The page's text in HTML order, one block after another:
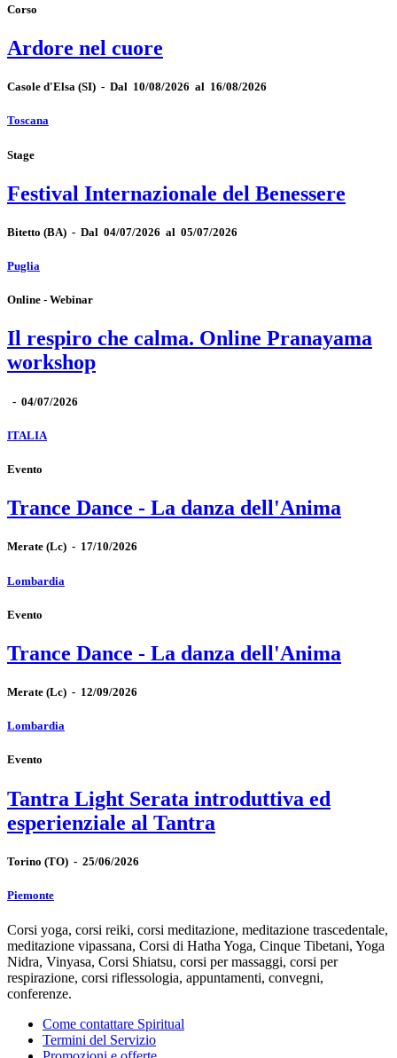
Corso
Ardore nel cuore
Casole d'Elsa (SI) - Dal 10/08/2026 al 16/08/2026
Toscana
Stage
Festival Internazionale del Benessere
Bitetto (BA) - Dal 04/07/2026 al 05/07/2026
Puglia
Online - Webinar
Il respiro che calma. Online Pranayama
workshop
- 04/07/2026
ITALIA
Evento
Trance Dance - La danza dell'Anima
Merate (Lc) - 17/10/2026
Lombardia
Evento
Trance Dance - La danza dell'Anima
Merate (Lc) - 12/09/2026
Lombardia
Evento
Tantra Light Serata introduttiva ed
esperienziale al Tantra
Torino (TO) - 25/06/2026
Piemonte
Corsi yoga, corsi reiki, corsi meditazione, meditazione trascedentale,
meditazione vipassana, Corsi di Hatha Yoga, Cinque Tibetani, Yoga
Nidra, Vinyasa, Corsi Shiatsu, corsi per massaggi, corsi per
respirazione, corsi riflessologia, appuntamenti, convegni,
conferenze.
Come contattare Spiritual
Termini del Servizio